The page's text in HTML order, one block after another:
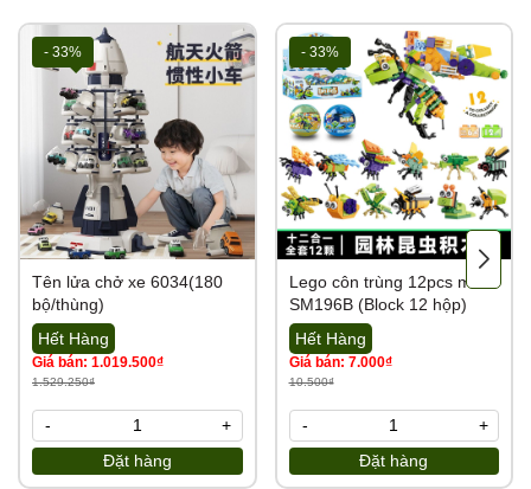
- 33%
Tên lửa chở xe 6034(180
bộ/thùng)
Hết Hàng
Giá bán: 1.019.500₫
1.529.250₫
Đặt hàng
- +
- 33%
Lego côn trùng 12pcs mã
SM196B (Block 12 hộp)
Hết Hàng
Giá bán: 7.000₫
10.500₫
Đặt hàng
- +